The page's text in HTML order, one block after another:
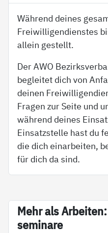
Während deines
Freiwilligendienstes
allein gestellt.
Der AWO
begleitet dich von
deinen
Fragen zur Seite und
während deines
Einsatzstelle hast du
die dich einarbeiten,
für dich da sind.
Mehr als
se­mi­na­re